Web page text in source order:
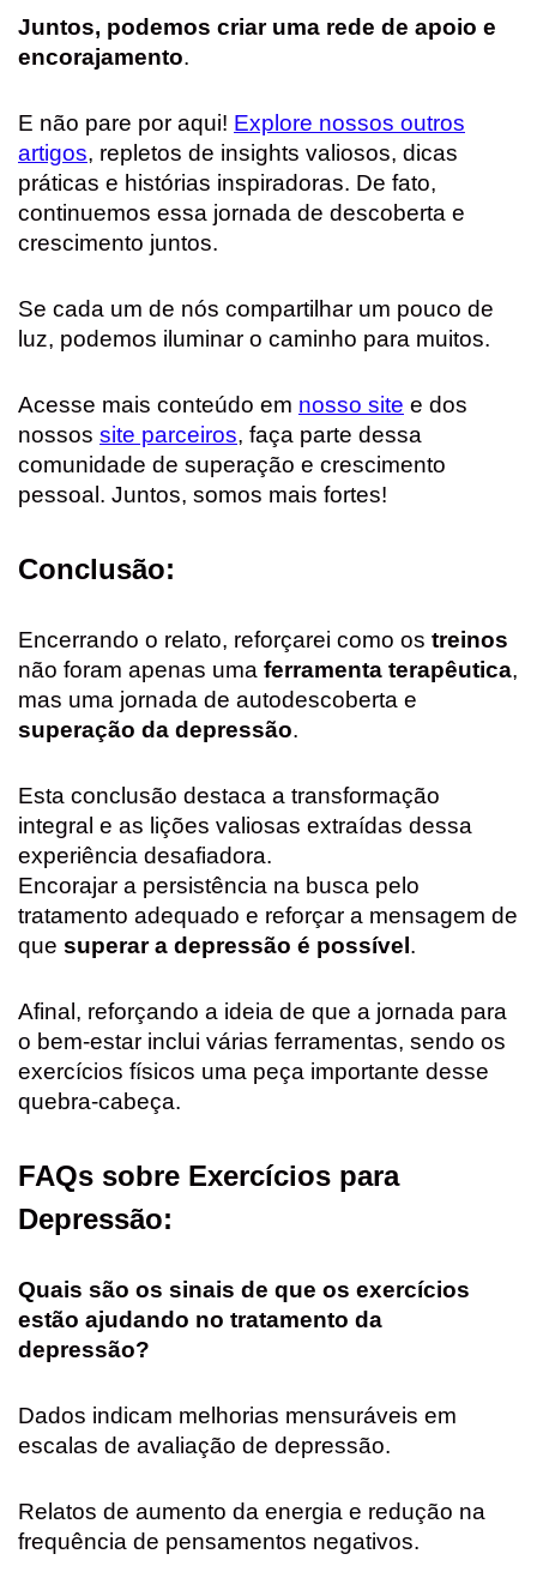
Juntos, podemos criar uma rede de apoio e
encorajamento.
E não pare por aqui! Explore nossos outros
artigos, repletos de insights valiosos, dicas
práticas e histórias inspiradoras. De fato,
continuemos essa jornada de descoberta e
crescimento juntos.
Se cada um de nós compartilhar um pouco de
luz, podemos iluminar o caminho para muitos.
Acesse mais conteúdo em nosso site e dos
nossos site parceiros, faça parte dessa
comunidade de superação e crescimento
pessoal. Juntos, somos mais fortes!
Conclusão:
Encerrando o relato, reforçarei como os treinos
não foram apenas uma ferramenta terapêutica,
mas uma jornada de autodescoberta e
superação da depressão.
Esta conclusão destaca a transformação
integral e as lições valiosas extraídas dessa
experiência desafiadora.
Encorajar a persistência na busca pelo
tratamento adequado e reforçar a mensagem de
que superar a depressão é possível .
Afinal, reforçando a ideia de que a jornada para
o bem-estar inclui várias ferramentas, sendo os
exercícios físicos uma peça importante desse
quebra-cabeça.
FAQs sobre Exercícios para
Depressão:
Quais são os sinais de que os exercícios
estão ajudando no tratamento da
depressão?
Dados indicam melhorias mensuráveis em
escalas de avaliação de depressão.
Relatos de aumento da energia e redução na
frequência de pensamentos negativos.